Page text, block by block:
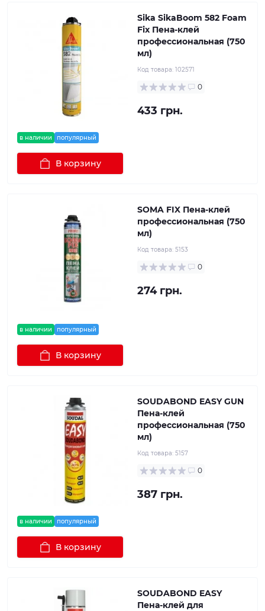
в наличии популярный
Sika SikaBoom 582 Foam
Fix Пена-клей
профессиональная (750
мл)
Код товара: 102571
0
433 грн.
В корзину
в наличии популярный
SOMA FIX Пена-клей
профессиональная (750
мл)
Код товара: 5153
0
274 грн.
В корзину
в наличии популярный
SOUDABOND EASY GUN
Пена-клей
профессиональная (750
мл)
Код товара: 5157
0
387 грн.
В корзину
SOUDABOND EASY
Пена-клей для